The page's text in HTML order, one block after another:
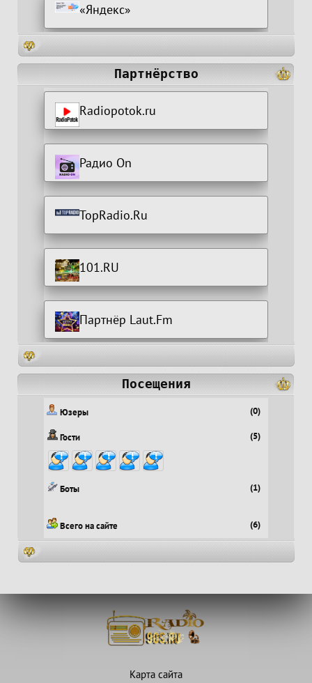
«Яндекс»
Партнёрство
Radiopotok.ru
Радио On
TopRadio.Ru
101.RU
Партнёр Laut.Fm
Посещения
Юзеры (0)
Гости (5)
Боты (1)
Всего на сайте (6)
Карта сайта